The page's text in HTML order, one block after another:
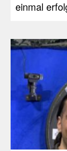
einmal